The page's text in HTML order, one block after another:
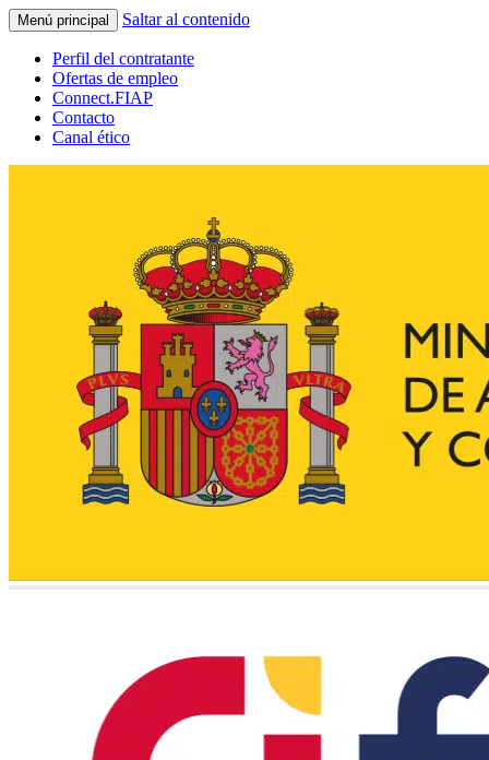
Menú principal Saltar al contenido
Perfil del contratante
Ofertas de empleo
Connect.FIAP
Contacto
Canal ético